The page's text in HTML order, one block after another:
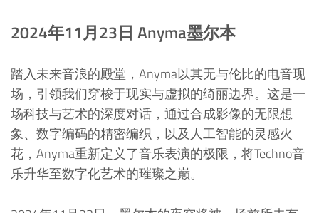
2024年11月23日 Anyma墨尔本
踏入未来音浪的殿堂，Anyma以其无与伦比的电音现
场，引领我们穿梭于现实与虚拟的绮丽边界。这是一
场科技与艺术的深度对话，通过合成影像的无限想
象、数字编码的精密编织，以及人工智能的灵感火
花，Anyma重新定义了音乐表演的极限，将Techno音
乐升华至数字化艺术的璀璨之巅。